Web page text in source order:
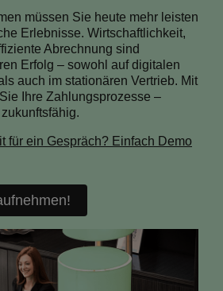
müssen Sie heute mehr leisten
Erlebnisse. Wirtschaftlichkeit,
Abrechnung sind
Erfolg – sowohl auf digitalen
auch im stationären Vertrieb. Mit
Ihre Zahlungsprozesse –
für ein Gespräch? Einfach Demo